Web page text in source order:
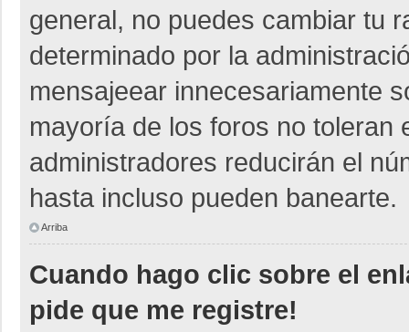
general, no puedes cambiar tu
determinado por la
mensajeear innecesariamente
mayoría de los foros no toleran
administradores reducirán el
hasta incluso pueden banearte.
Arriba
Cuando hago clic sobre el
pide que me registre!